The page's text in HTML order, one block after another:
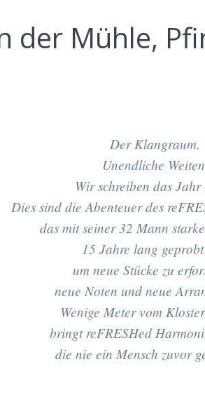
der Mühle,
Der Klangraum.
Unendliche
Wir schreiben das Jahr
Dies sind die Abenteuer des
das mit seiner 32 Mann
15 Jahre lang
um neue Stücke zu
neue Noten und neue
Wenige Meter vom
bringt reFRESHed
die nie ein Mensch zuvor